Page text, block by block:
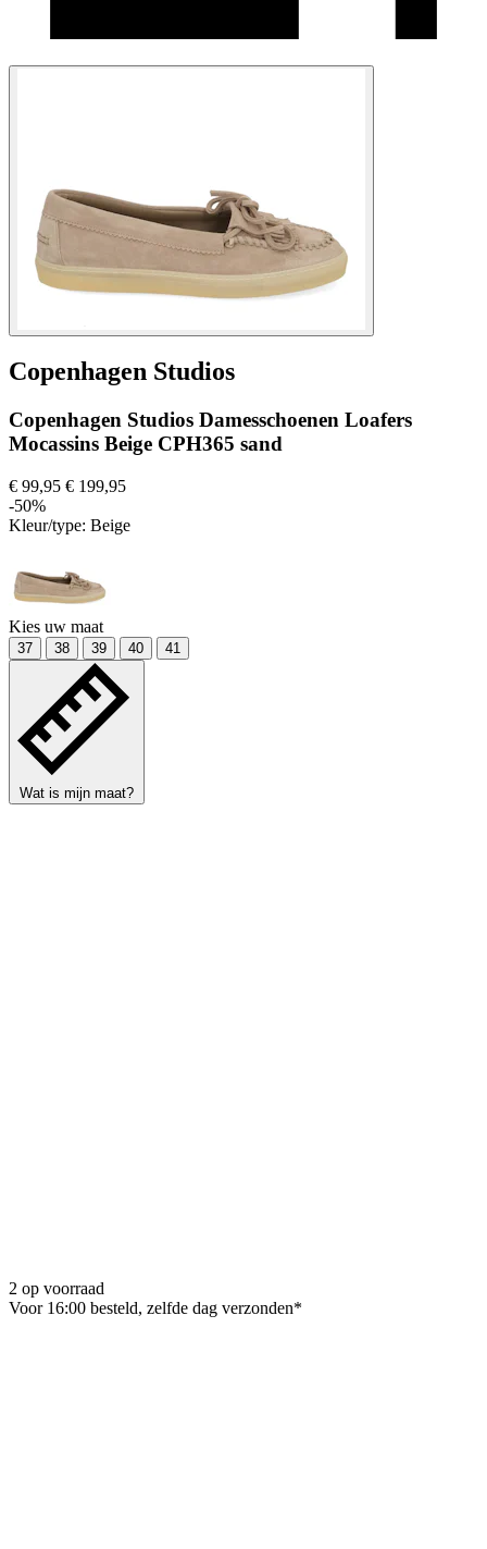
Copenhagen Studios
Copenhagen Studios Damesschoenen Loafers
Mocassins Beige CPH365 sand
€ 99,95 € 199,95
-50%
Kleur/type: Beige
Kies uw maat
37 38 39 40 41
Wat is mijn maat?
2 op voorraad
Voor 16:00 besteld, zelfde dag verzonden*